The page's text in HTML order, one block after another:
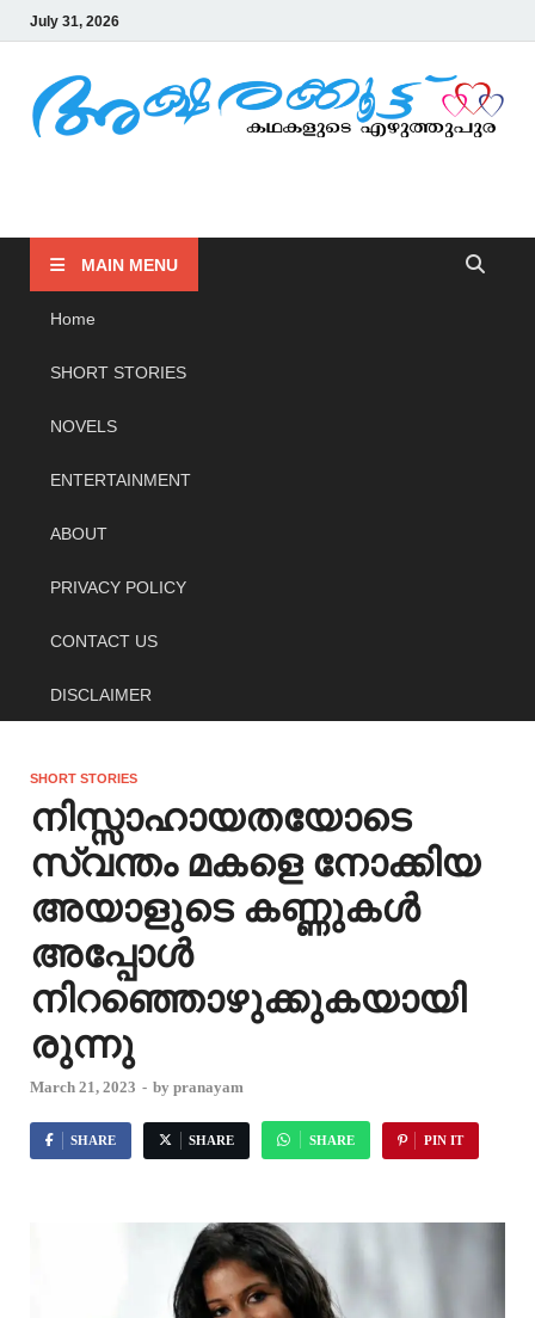
July 31, 2026
MAIN MENU
Home
SHORT STORIES
NOVELS
ENTERTAINMENT
ABOUT
PRIVACY POLICY
CONTACT US
DISCLAIMER
SHORT STORIES
നിസ്സാഹായതയോടെ
സ്വന്തം മകളെ നോക്കിയ
അയാളുടെ കണ്ണുകൾ
അപ്പോൾ
നിറഞ്ഞൊഴുക്കുകയായി
രുന്നു
March 21, 2023 - by pranayam
SHARE SHARE SHARE PIN IT